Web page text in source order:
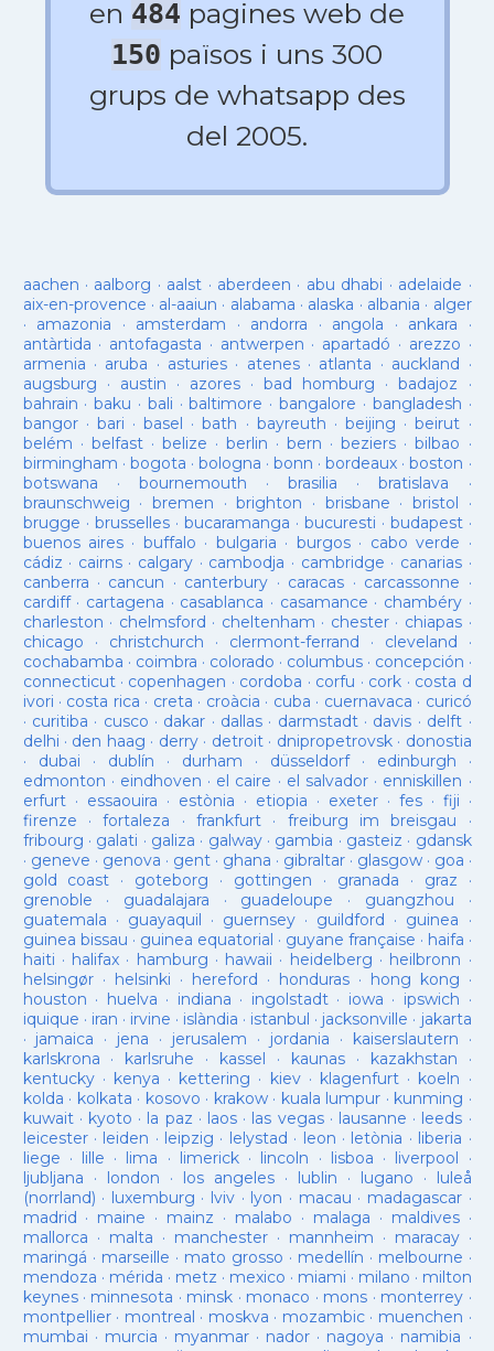
en 484 pagines web de
150 països i uns 300
grups de whatsapp des
del 2005.
aachen · aalborg · aalst · aberdeen · abu dhabi · adelaide ·
aix-en-provence · al-aaiun · alabama · alaska · albania · alger
· amazonia · amsterdam · andorra · angola · ankara ·
antàrtida · antofagasta · antwerpen · apartadó · arezzo ·
armenia · aruba · asturies· atenes· atlanta · auckland ·
augsburg · austin · azores·bad homburg ·badajoz ·
bahrain ·baku · bali ·baltimore ·bangalore · bangladesh ·
bangor· bari ·basel ·bath · bayreuth ·beijing ·beirut ·
belém · belfast· belize · berlin ·bern ·beziers ·bilbao ·
birmingham · bogota · bologna ·bonn ·bordeaux ·boston ·
botswana · bournemouth ·brasilia ·bratislava ·
braunschweig · bremen ·brighton · brisbane · bristol ·
brugge · brusselles· bucaramanga · bucuresti · budapest·
buenos aires· buffalo · bulgaria · burgos· cabo verde ·
cádiz · cairns· calgary · cambodja · cambridge · canarias·
canberra · cancun · canterbury · caracas · carcassonne ·
cardiff· cartagena · casablanca · casamance · chambéry·
charleston · chelmsford · cheltenham · chester· chiapas ·
chicago · christchurch · clermont-ferrand · cleveland ·
cochabamba · coimbra · colorado · columbus· concepción ·
connecticut· copenhagen · cordoba · corfu · cork · costa d
ivori · costa rica · creta · croàcia · cuba · cuernavaca · curicó
· curitiba · cusco · dakar · dallas · darmstadt· davis · delft ·
delhi · den haag · derry· detroit· dnipropetrovsk· donostia
· dubai · dublín · durham · düsseldorf· edinburgh ·
edmonton · eindhoven · el caire · el salvador · enniskillen ·
erfurt· essaouira · estònia · etiopia · exeter· fes· fiji ·
firenze ·fortaleza · frankfurt· freiburg im breisgau ·
fribourg · galati · galiza · galway· gambia · gasteiz · gdansk
· geneve · genova · gent· ghana · gibraltar· glasgow· goa ·
gold coast · goteborg · gottingen · granada · graz ·
grenoble · guadalajara · guadeloupe · guangzhou ·
guatemala · guayaquil · guernsey· guildford · guinea ·
guinea bissau · guinea equatorial · guyane française · haifa ·
haiti · halifax · hamburg · hawaii · heidelberg · heilbronn ·
helsingør· helsinki · hereford · honduras· hong kong ·
houston · huelva · indiana · ingolstadt· iowa · ipswich ·
iquique · iran · irvine · islàndia · istanbul · jacksonville · jakarta
· jamaica · jena · jerusalem · jordania · kaiserslautern ·
karlskrona · karlsruhe · kassel · kaunas· kazakhstan ·
kentucky· kenya · kettering · kiev· klagenfurt · koeln ·
kolda · kolkata · kosovo · krakow· kuala lumpur · kunming ·
kuwait· kyoto · la paz · laos· las vegas· lausanne · leeds ·
leicester· leiden · leipzig · lelystad · leon · letònia · liberia ·
liege · lille · lima · limerick· lincoln · lisboa · liverpool ·
ljubljana · london · los angeles· lublin · lugano · luleå
(norrland) · luxemburg · lviv · lyon · macau · madagascar·
madrid · maine · mainz · malabo · malaga · maldives·
mallorca · malta · manchester· mannheim · maracay·
maringá · marseille · mato grosso · medellín · melbourne ·
mendoza · mérida · metz · mexico · miami · milano · milton
keynes· minnesota · minsk · monaco · mons · monterrey ·
montpellier· montreal · moskva · mozambic· muenchen ·
mumbai · murcia · myanmar· nador · nagoya · namibia ·